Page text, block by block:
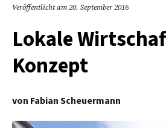
Veröffentlicht am20. September 2016
Lokale
Konzept
von Fabian Scheuermann